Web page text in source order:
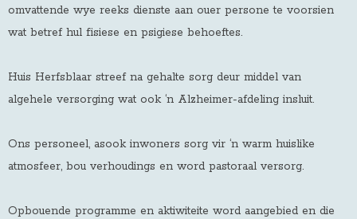
omvattende wye reeks dienste aan ouer persone te voorsien
wat betref hul fisiese en psigiese behoeftes.
Huis Herfsblaar streef na gehalte sorg deur middel van
algehele versorging wat ook ‘n Alzheimer-afdeling insluit.
Ons personeel, asook inwoners sorg vir ‘n warm huislike
atmosfeer, bou verhoudings en word pastoraal versorg.
Opbouende programme en aktiwiteite word aangebied en die